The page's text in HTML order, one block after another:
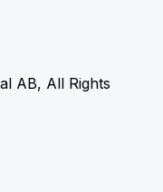
AB, All Rights